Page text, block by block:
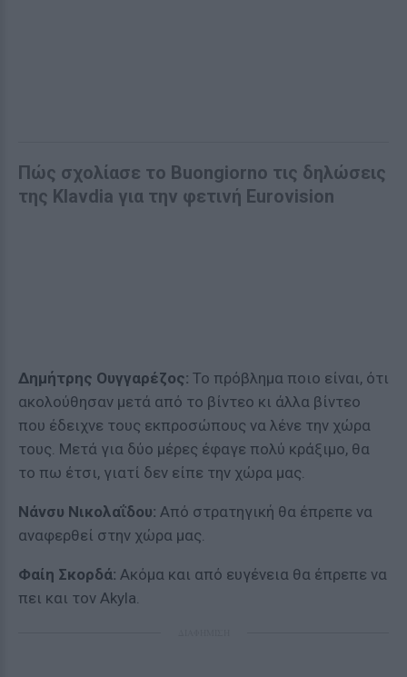
Πώς σχολίασε το Buongiorno τις δηλώσεις
της Klavdia για την φετινή Eurovision
Δημήτρης Ουγγαρέζος: To πρόβλημα ποιο είναι, ότι
ακολούθησαν μετά από το βίντεο κι άλλα βίντεο
που έδειχνε τους εκπροσώπους να λένε την χώρα
τους. Μετά για δύο μέρες έφαγε πολύ κράξιμο, θα
το πω έτσι, γιατί δεν είπε την χώρα μας.
Νάνσυ Νικολαΐδου: Από στρατηγική θα έπρεπε να
αναφερθεί στην χώρα μας.
Φαίη Σκορδά: Ακόμα και από ευγένεια θα έπρεπε να
πει και τον Akyla.